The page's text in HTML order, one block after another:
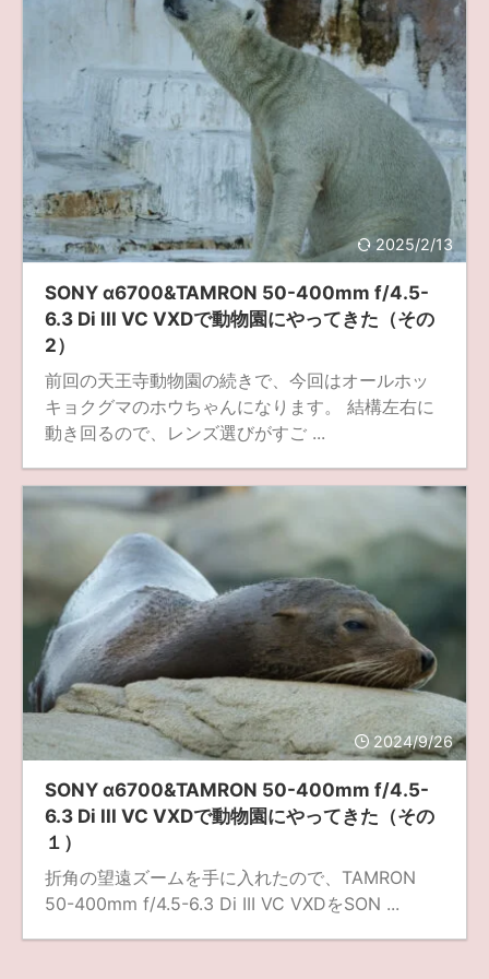
2025/2/13
SONY α6700&TAMRON 50-400mm f/4.5-
6.3 Di III VC VXDで動物園にやってきた（その
2）
前回の天王寺動物園の続きで、今回はオールホッ
キョクグマのホウちゃんになります。 結構左右に
動き回るので、レンズ選びがすご ...
2024/9/26
SONY α6700&TAMRON 50-400mm f/4.5-
6.3 Di III VC VXDで動物園にやってきた（その
１）
折角の望遠ズームを手に入れたので、TAMRON
50-400mm f/4.5-6.3 Di III VC VXDをSON ...